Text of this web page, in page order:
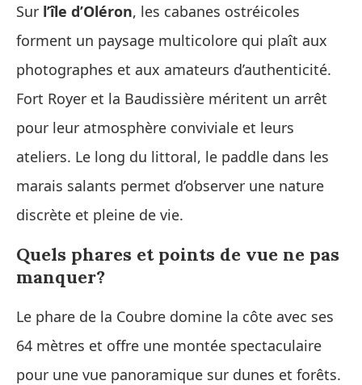
Sur l’île d’Oléron, les cabanes ostréicoles
forment un paysage multicolore qui plaît aux
photographes et aux amateurs d’authenticité.
Fort Royer et la Baudissière méritent un arrêt
pour leur atmosphère conviviale et leurs
ateliers. Le long du littoral, le paddle dans les
marais salants permet d’observer une nature
discrète et pleine de vie.
Quels phares et points de vue ne pas
manquer?
Le phare de la Coubre domine la côte avec ses
64 mètres et offre une montée spectaculaire
pour une vue panoramique sur dunes et forêts.